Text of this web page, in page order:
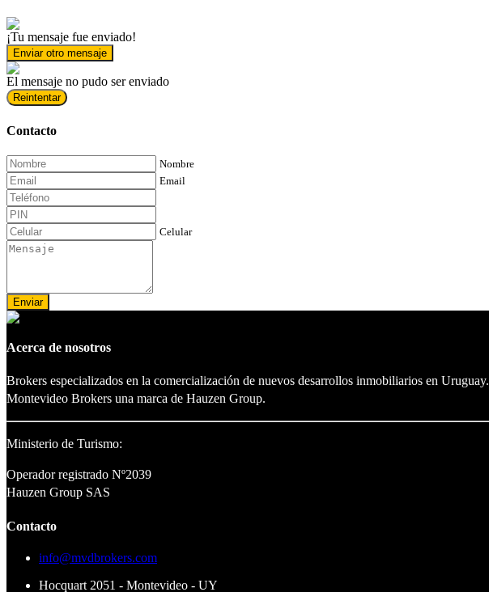
¡Tu mensaje fue enviado!
Enviar otro mensaje
El mensaje no pudo ser enviado
Reintentar
Contacto
Nombre
Email
Celular
Enviar
Acerca de nosotros
Brokers especializados en la comercialización de nuevos desarrollos inmobiliarios en Uruguay.
Montevideo Brokers una marca de Hauzen Group.
Ministerio de Turismo:
Operador registrado Nº2039
Hauzen Group SAS
Contacto
info@mvdbrokers.com
Hocquart 2051 - Montevideo - UY